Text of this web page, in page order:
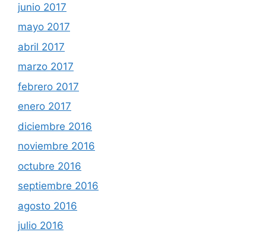
junio 2017
mayo 2017
abril 2017
marzo 2017
febrero 2017
enero 2017
diciembre 2016
noviembre 2016
octubre 2016
septiembre 2016
agosto 2016
julio 2016